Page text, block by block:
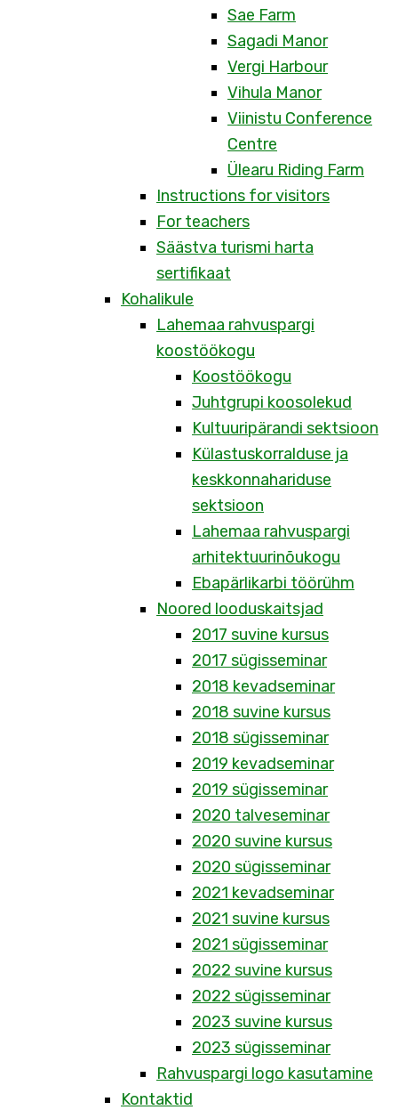
Sae Farm
Sagadi Manor
Vergi Harbour
Vihula Manor
Viinistu Conference
Centre
Ülearu Riding Farm
Instructions for visitors
For teachers
Säästva turismi harta
sertifikaat
Kohalikule
Lahemaa rahvuspargi
koostöökogu
Koostöökogu
Juhtgrupi koosolekud
Kultuuripärandi sektsioon
Külastuskorralduse ja
keskkonnahariduse
sektsioon
Lahemaa rahvuspargi
arhitektuurinõukogu
Ebapärlikarbi töörühm
Noored looduskaitsjad
2017 suvine kursus
2017 sügisseminar
2018 kevadseminar
2018 suvine kursus
2018 sügisseminar
2019 kevadseminar
2019 sügisseminar
2020 talveseminar
2020 suvine kursus
2020 sügisseminar
2021 kevadseminar
2021 suvine kursus
2021 sügisseminar
2022 suvine kursus
2022 sügisseminar
2023 suvine kursus
2023 sügisseminar
Rahvuspargi logo kasutamine
Kontaktid